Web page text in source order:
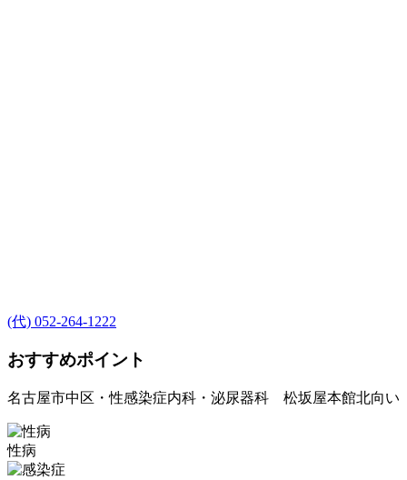
(代) 052-264-1222
おすすめポイント
名古屋市中区・性感染症内科・泌尿器科 松坂屋本館北向い
性病